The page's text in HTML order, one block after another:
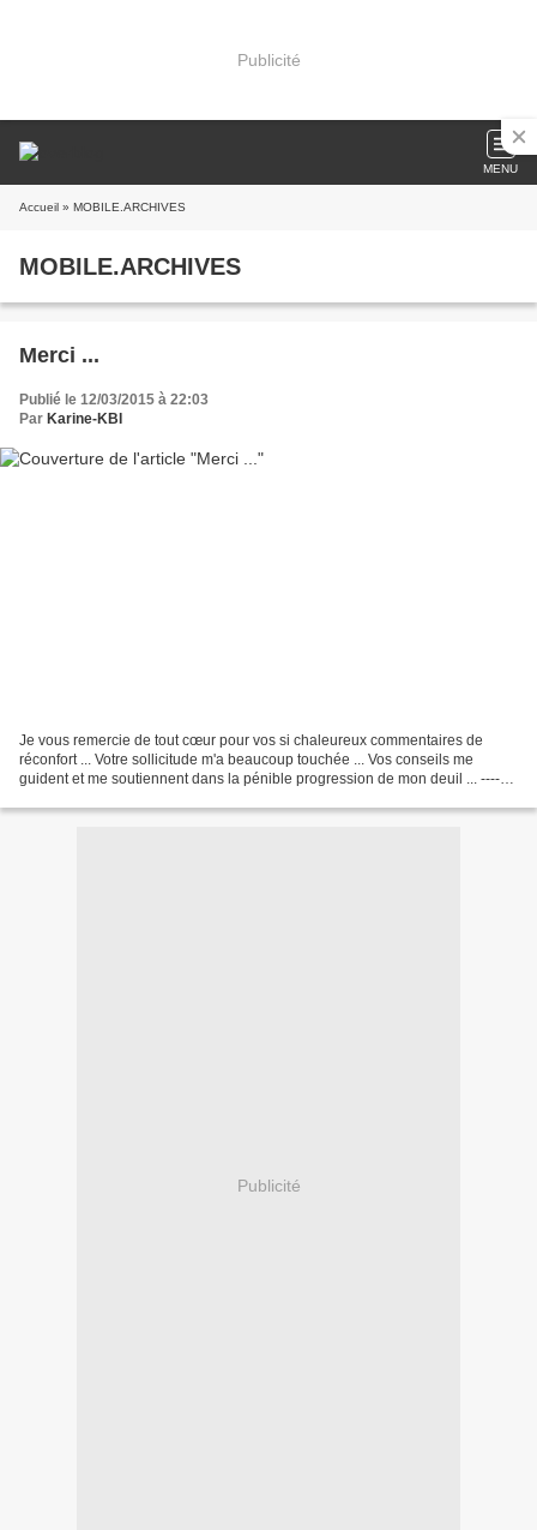
Publicité
MENU
Accueil » MOBILE.ARCHIVES
MOBILE.ARCHIVES
Merci ...
Publié le 12/03/2015 à 22:03
Par Karine-KBI
Je vous remercie de tout cœur pour vos si chaleureux commentaires de
réconfort ... Votre sollicitude m'a beaucoup touchée ... Vos conseils me
guident et me soutiennent dans la pénible progression de mon deuil ... -------
Publicité